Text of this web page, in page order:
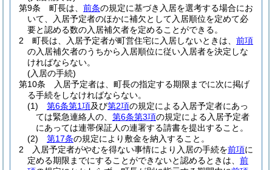
第9条
町長は、 前条の規定に基づき入居を選考する場合にお
いて、入居予定者のほかに補欠として入居順位を定めて必
要と認める数の入居補欠者を定めることができる。
2
町長は、入居予定者が町営住宅に入居しないときは、 前項
の入居補欠者のうちから入居順位に従い入居者を決定しな
ければならない。
(入居の手続)
第10条
入居予定者は、町長の指定する期限までに次に掲げ
る手続をしなければならない。
(1)
第6条第1項及び第2項の規定による入居予定者にあっ
ては緊急連絡人の、 第6条第3項の規定による入居予定者
にあっては連帯保証人の連署する請書を提出すること。
(2)
第17条の規定により敷金を納入すること。
2
入居予定者がやむを得ない事情により入居の手続を前項に
定める期限までにすることができないと認めるときは、 前